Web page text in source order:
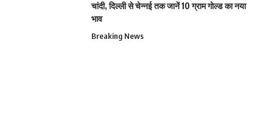
चांदी, दिल्ली से चेन्नई तक जानें 10 ग्राम गोल्ड का नया
भाव
Breaking News